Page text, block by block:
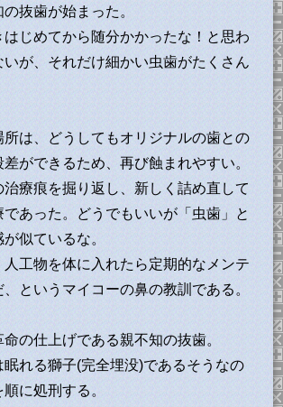
抜歯が始まった。
じめてから随分かかったな！と思わ
が、それだけ細かい虫歯がたくさん
は、どうしてもオリジナルの歯との
ができるため、再び蝕まれやすい。
療痕を掘り返し、新しく詰め直して
あった。どうでもいいが「虫歯」と
が似ているな。
工物を体に入れたら定期的なメンテ
というマイコーの鼻の教訓である。
の仕上げである親不知の抜歯。
れる獅子(完全埋没)であるそうなの
に処刑する。